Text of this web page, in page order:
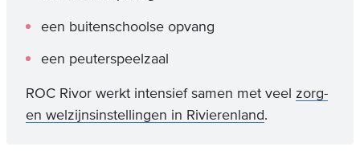
een buitenschoolse opvang
een peuterspeelzaal
ROC Rivor werkt intensief samen met veel zorg-
en welzijnsinstellingen in Rivierenland.